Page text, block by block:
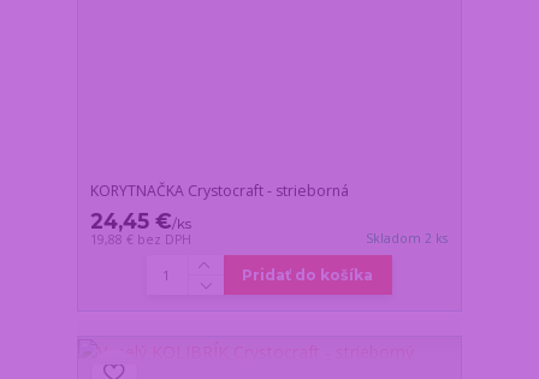
KORYTNAČKA Crystocraft - strieborná
24,45 €/ks
19,88 € bez DPH Skladom 2 ks
Pridať do košíka